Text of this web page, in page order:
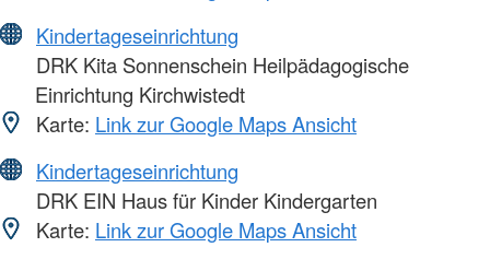
Kindertageseinrichtung
DRK Kita Sonnenschein Heilpädagogische
Einrichtung Kirchwistedt
Karte: Link zur Google Maps Ansicht
Kindertageseinrichtung
DRK EIN Haus für Kinder Kindergarten
Karte: Link zur Google Maps Ansicht